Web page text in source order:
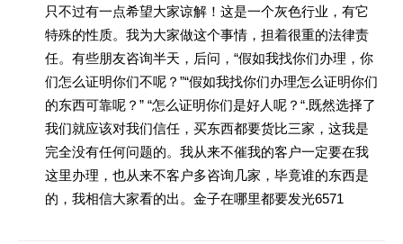
只不过有一点希望大家谅解！这是一个灰色行业，有它
特殊的性质。我为大家做这个事情，担着很重的法律责
任。有些朋友咨询半天，后问，“假如我找你们办理，你
们怎么证明你们不呢？”“假如我找你们办理怎么证明你们
的东西可靠呢？” “怎么证明你们是好人呢？“.既然选择了
我们就应该对我们信任，买东西都要货比三家，这我是
完全没有任何问题的。我从来不催我的客户一定要在我
这里办理，也从来不客户多咨询几家，毕竟谁的东西是
的，我相信大家看的出。金子在哪里都要发光6571